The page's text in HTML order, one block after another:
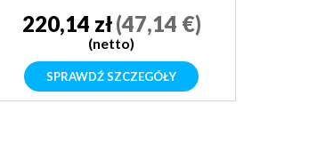
220,14 zł(47,14 €)
(netto)
SPRAWDŹ SZCZEGÓŁY